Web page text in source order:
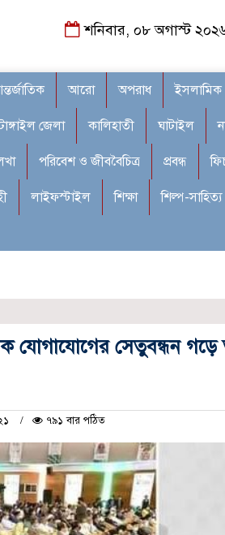
শনিবার, ০৮ অগাস্ট
আরো অপরাধ ইসলামিক
জেলা কালিহাতী ঘাটাইল
পরিবেশ ও জীববৈচিত্র প্রবন্ধ
লাইফস্টাইল শিক্ষা শিল্প-সাহিত্য
যোগাযোগের সেতুবন্ধন
৭৯১ বার পঠিত